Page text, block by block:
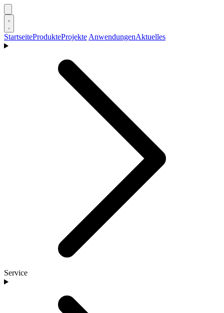
StartseiteProdukteProjekte AnwendungenAktuelles
Service